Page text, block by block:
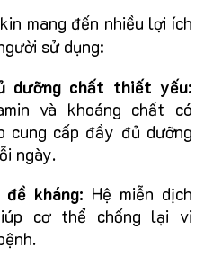
mang đến nhiều lợi ích
sử dụng:
dưỡng chất thiết yếu:
và khoáng chất có
cung cấp đầy đủ dưỡng
ngày.
kháng: Hệ miễn dịch
cơ thể chống lại vi